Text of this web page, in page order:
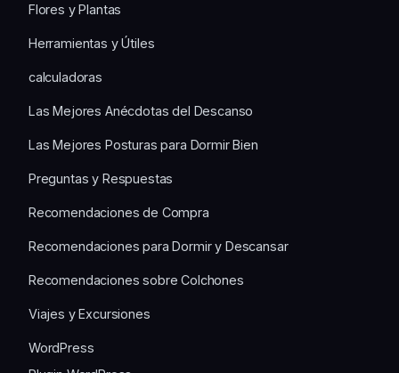
Flores y Plantas
Herramientas y Útiles
calculadoras
Las Mejores Anécdotas del Descanso
Las Mejores Posturas para Dormir Bien
Preguntas y Respuestas
Recomendaciones de Compra
Recomendaciones para Dormir y Descansar
Recomendaciones sobre Colchones
Viajes y Excursiones
WordPress